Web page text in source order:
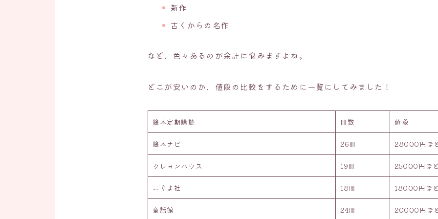
新作
古くからの名作
など、色々あるのが余計に悩みますよね。
どこが安いのか、値段の比較をするために一覧にしてみました！
絵本定期購読 冊数 値段
絵本ナビ 26冊 28000円ほ
クレヨンハウス 19冊 25000円ほ
こぐま社 18冊 18000円ほ
童話館 24冊 20000円ほ